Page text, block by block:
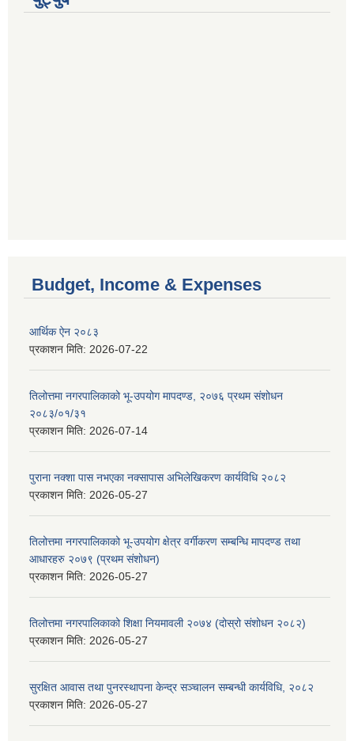
Budget, Income & Expenses
आर्थिक ऐन २०८३
प्रकाशन मिति: 2026-07-22
तिलोत्तमा नगरपालिकाको भू-उपयोग मापदण्ड, २०७६ प्रथम संशोधन
२०८३/०१/३१
प्रकाशन मिति: 2026-07-14
पुराना नक्शा पास नभएका नक्सापास अभिलेखिकरण कार्यविधि २०८२
प्रकाशन मिति: 2026-05-27
तिलोत्तमा नगरपालिकाको भू-उपयोग क्षेत्र वर्गीकरण सम्बन्धि मापदण्ड तथा
आधारहरु २०७९ (प्रथम संशोधन)
प्रकाशन मिति: 2026-05-27
तिलोत्तमा नगरपालिकाको शिक्षा नियमावली २०७४ (दोस्रो संशोधन २०८२)
प्रकाशन मिति: 2026-05-27
सुरक्षित आवास तथा पुनरस्थापना केन्द्र सञ्चालन सम्बन्धी कार्यविधि, २०८२
प्रकाशन मिति: 2026-05-27